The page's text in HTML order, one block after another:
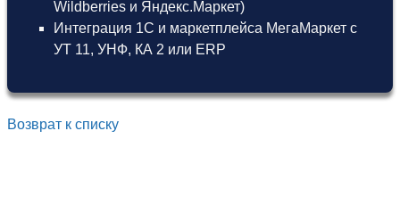
Wildberries и Яндекс.Маркет)
Интеграция 1С и маркетплейса МегаМаркет с
УТ 11, УНФ, КА 2 или ERP
Возврат к списку